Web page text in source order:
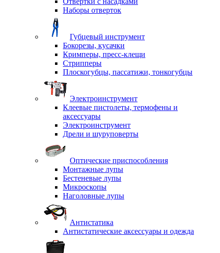
Наборы отверток
Губцевый инструмент
Бокорезы, кусачки
Кримперы, пресс-клещи
Стрипперы
Плоскогубцы, пассатижи, тонкогубцы
Электроинструмент
Клеевые пистолеты, термофены и
аксессуары
Электроинструмент
Дрели и шуруповерты
Оптические приспособления
Монтажные лупы
Бестеневые лупы
Микроскопы
Наголовные лупы
Антистатика
Антистатические аксессуары и одежда